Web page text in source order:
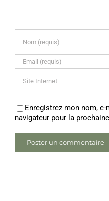
Enregistrez mon nom,
navigateur pour la